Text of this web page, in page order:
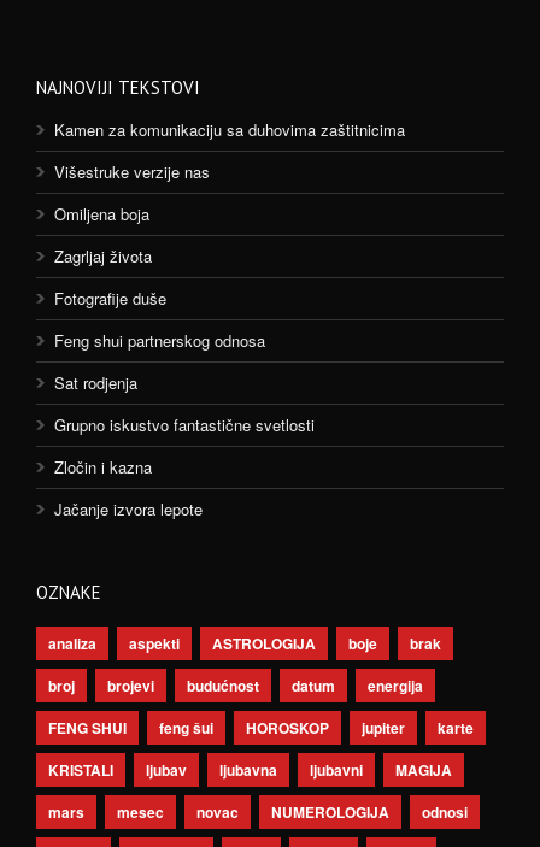
NAJNOVIJI TEKSTOVI
Kamen za komunikaciju sa duhovima zaštitnicima
Višestruke verzije nas
Omiljena boja
Zagrljaj života
Fotografije duše
Feng shui partnerskog odnosa
Sat rodjenja
Grupno iskustvo fantastične svetlosti
Zločin i kazna
Jačanje izvora lepote
OZNAKE
analiza aspekti ASTROLOGIJA boje
brak
broj
brojevi budućnost datum
energija
FENG SHUI
feng šui HOROSKOP jupiter
karte
KRISTALI
ljubav ljubavna ljubavni
MAGIJA
mars
mesec novac NUMEROLOGIJA
odnosi